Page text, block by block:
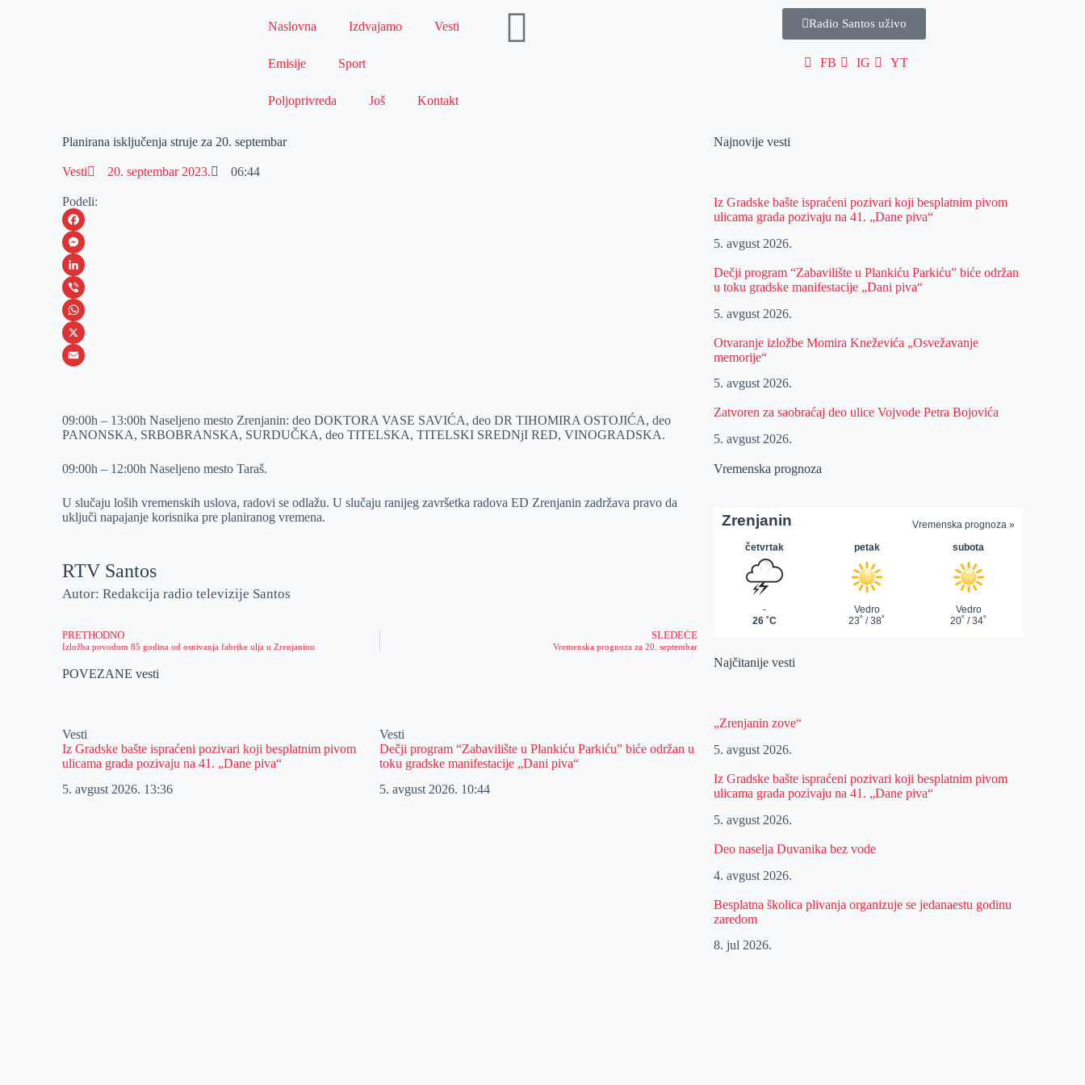
Naslovna Izdvajamo Vesti
Emisije Sport
Poljoprivreda Još Kontakt
Radio Santos uživo
FB IG YT
Planirana isključenja struje za 20. septembar
Vesti 20. septembar 2023. 06:44
Podeli:
F
a
c
e
b
o
M
e
s
s
e
e
L
i
n
k
I
V
i
b
W
h
s
p
X
a
l
09:00h – 13:00h Naseljeno mesto Zrenjanin: deo DOKTORA VASE SAVIĆA, deo DR TIHOMIRA OSTOJIĆA, deo
PANONSKA, SRBOBRANSKA, SURDUČKA, deo TITELSKA, TITELSKI SREDNjI RED, VINOGRADSKA.
09:00h – 12:00h Naseljeno mesto Taraš.
U slučaju loših vremenskih uslova, radovi se odlažu. U slučaju ranijeg završetka radova ED Zrenjanin zadržava pravo da
uključi napajanje korisnika pre planiranog vremena.
RTV Santos
Autor: Redakcija radio televizije Santos
PRETHODNO
Izložba povodom 85 godina od osnivanja fabrike ulja u Zrenjaninu
SLEDEĆE
Vremenska prognoza za 20. septembar
POVEZANE vesti
Vesti
Iz Gradske bašte ispraćeni pozivari koji besplatnim pivom
ulicama grada pozivaju na 41. „Dane piva“
5. avgust 2026. 13:36
Vesti
Dečji program “Zabavilište u Plankiću Parkiću” biće održan u
toku gradske manifestacije „Dani piva“
5. avgust 2026. 10:44
Najnovije vesti
Iz Gradske bašte ispraćeni pozivari koji besplatnim pivom
ulicama grada pozivaju na 41. „Dane piva“
5. avgust 2026.
Dečji program “Zabavilište u Plankiću Parkiću” biće održan
u toku gradske manifestacije „Dani piva“
5. avgust 2026.
Otvaranje izložbe Momira Kneževića „Osvežavanje
memorije“
5. avgust 2026.
Zatvoren za saobraćaj deo ulice Vojvode Petra Bojovića
5. avgust 2026.
Vremenska prognoza
Najčitanije vesti
„Zrenjanin zove“
5. avgust 2026.
Iz Gradske bašte ispraćeni pozivari koji besplatnim pivom
ulicama grada pozivaju na 41. „Dane piva“
5. avgust 2026.
Deo naselja Duvanika bez vode
4. avgust 2026.
Besplatna školica plivanja organizuje se jedanaestu godinu
zaredom
8. jul 2026.